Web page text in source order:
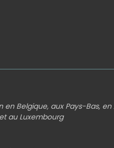
en Belgique, aux Pays-Bas,
au Luxembourg